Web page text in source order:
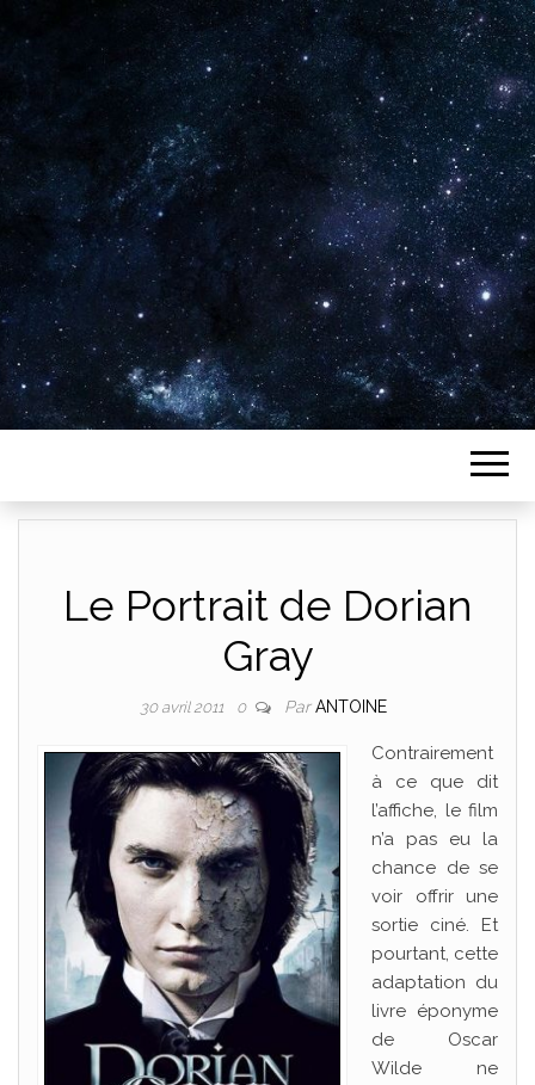
Plus de 2800 critiques de films
Le Portrait de Dorian
Gray
30 avril 2011 0 ParANTOINE
Contrairement
à ce que dit
l’affiche, le film
n’a pas eu la
chance de se
voir offrir une
sortie ciné. Et
pourtant, cette
adaptation du
livre éponyme
de Oscar
Wilde ne